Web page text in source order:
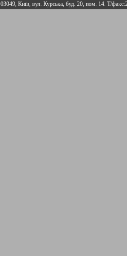
03049, Київ, вул. Курська, буд. 20, пом. 14. Т/